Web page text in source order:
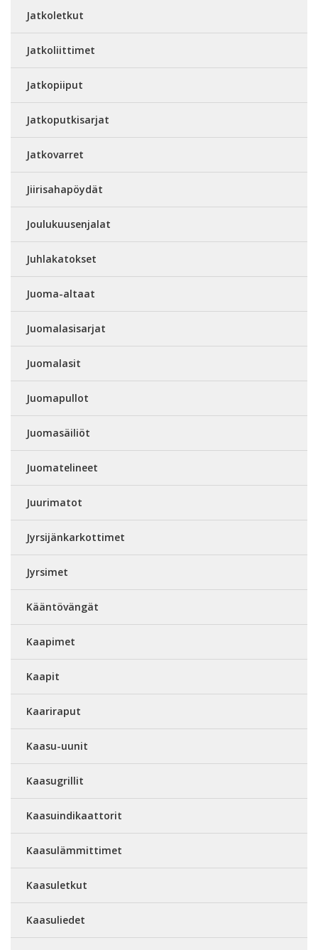
Jatkoletkut
Jatkoliittimet
Jatkopiiput
Jatkoputkisarjat
Jatkovarret
Jiirisahapöydät
Joulukuusenjalat
Juhlakatokset
Juoma-altaat
Juomalasisarjat
Juomalasit
Juomapullot
Juomasäiliöt
Juomatelineet
Juurimatot
Jyrsijänkarkottimet
Jyrsimet
Kääntövängät
Kaapimet
Kaapit
Kaariraput
Kaasu-uunit
Kaasugrillit
Kaasuindikaattorit
Kaasulämmittimet
Kaasuletkut
Kaasuliedet